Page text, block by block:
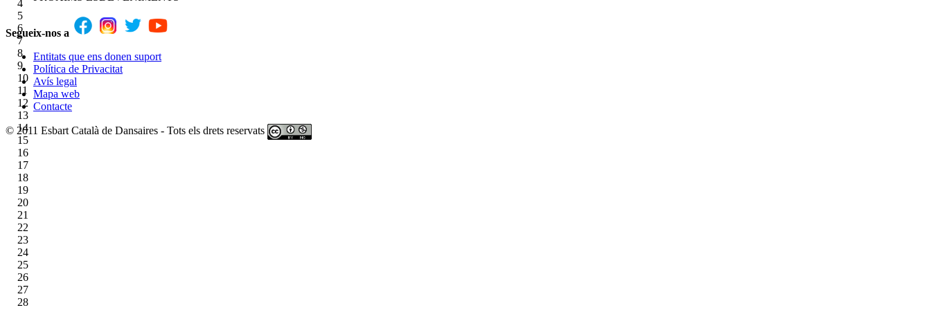
4
5
6
7
8
9
10
11
12
13
14
15
16
17
18
19
20
21
22
23
24
25
26
27
28
Segueix-nos a
Entitats que ens donen suport
Política de Privacitat
Avís legal
Mapa web
Contacte
© 2011 Esbart Català de Dansaires - Tots els drets reservats